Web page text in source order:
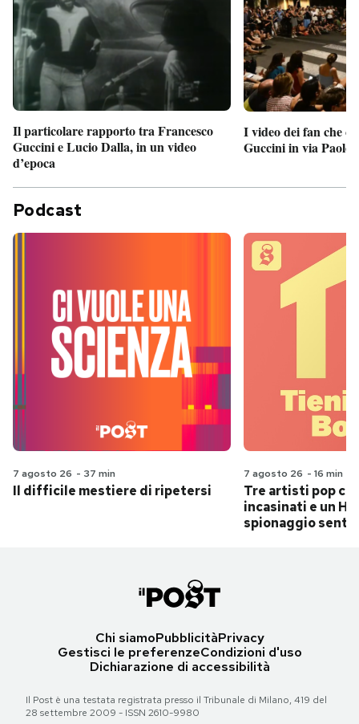
Il particolare rapporto tra Francesco
Guccini e Lucio Dalla, in un video
d’epoca
I video dei fan che
Guccini in via Paolo
Podcast
7 agosto 26 - 37 min
Il difficile mestiere di ripetersi
7 agosto 26 - 16 min
Tre artisti pop
incasinati e un
spionaggio
Chi siamoPubblicitàPrivacy
Gestisci le preferenzeCondizioni d'uso
Dichiarazione di accessibilità
Il Post è una testata registrata presso il Tribunale di Milano, 419 del
28 settembre 2009 - ISSN 2610-9980